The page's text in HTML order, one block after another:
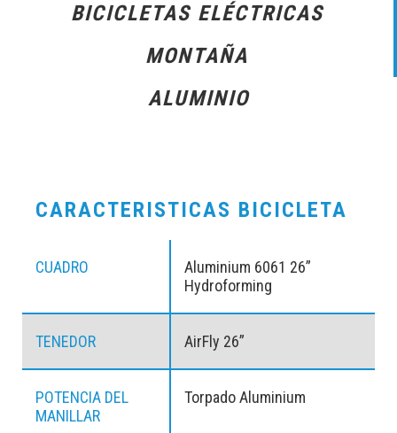
BICICLETAS ELÉCTRICAS
MONTAÑA
ALUMINIO
CARACTERISTICAS BICICLETA
CUADRO
Aluminium 6061 26”
Hydroforming
TENEDOR AirFly 26”
POTENCIA DEL
MANILLAR
Torpado Aluminium